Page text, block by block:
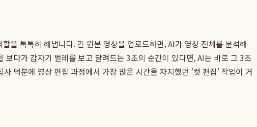
을 톡톡히 해냅니다. 긴 원본 영상을 업로드하면, AI가 영상 전체를 분석해
다가 갑자기 벌레를 보고 달려드는 3초의 순간이 있다면, AI는 바로 그 3초
덕분에 영상 편집 과정에서 가장 많은 시간을 차지했던 '컷 편집' 작업이 거